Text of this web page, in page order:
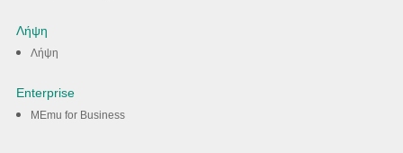
Λήψη
Λήψη
Enterprise
MEmu for Business